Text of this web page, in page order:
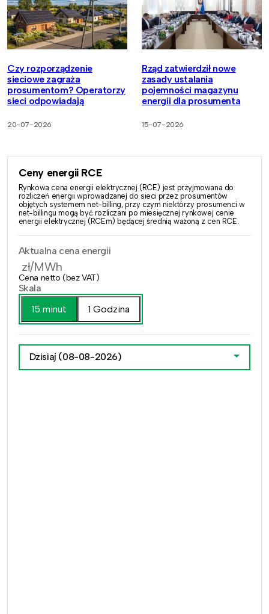
Czy rozporządzenie
sieciowe zagraża
prosumentom? Operatorzy
sieci odpowiadają
20-07-2026
Rząd zatwierdził nowe
zasady ustalania
pojemności magazynu
energii dla prosumenta
15-07-2026
Ceny energii RCE
Rynkowa cena energii elektrycznej (RCE) jest przyjmowana do
rozliczeń energii wprowadzanej do sieci przez prosumentów
objętych systemem net-billing, przy czym niektórzy prosumenci w
net-billingu mogą być rozliczani po miesięcznej rynkowej cenie
energii elektrycznej (RCEm) będącej średnią ważoną z cen RCE.
Aktualna cena energii
zł/MWh
Cena netto (bez VAT)
Skala
15 minut
1 Godzina
Dzisiaj (08-08-2026)